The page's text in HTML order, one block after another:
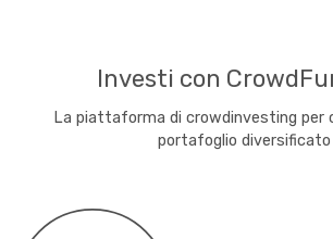
Investi con
La piattaforma di crowdinvesting per
portafoglio diversificato